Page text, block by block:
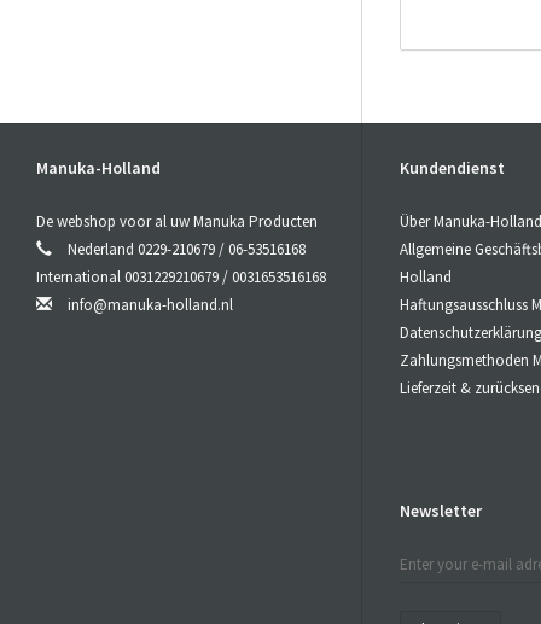
Manuka-Holland
De webshop voor al uw Manuka Producten
Nederland 0229-210679 / 06-53516168
International 0031229210679 / 0031653516168
info@manuka-holland.nl
Kundendienst
Über Manuka-Holland
Allgemeine
Holland
Haftungsausschluss
Zahlungsmethoden
Lieferzeit &
Newsletter